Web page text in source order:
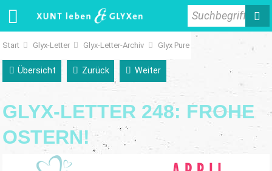
Suchbegriff
Start Glyx-Letter Glyx-Letter-Archiv Glyx Pure
Übersicht Zurück Weiter
GLYX-LETTER 248: FROHE
OSTERN!